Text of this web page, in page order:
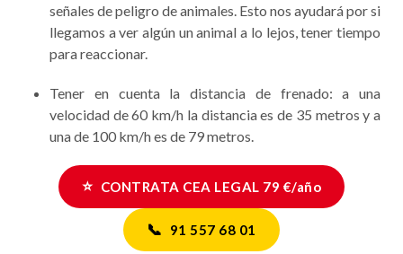
señales de peligro de animales. Esto nos ayudará por si
llegamos a ver algún un animal a lo lejos, tener tiempo
para reaccionar.
Tener en cuenta la distancia de frenado: a una
velocidad de 60 km/h la distancia es de 35 metros y a
una de 100 km/h es de 79 metros.
⭐ CONTRATA CEA LEGAL 79 €/año
📞 91 557 68 01